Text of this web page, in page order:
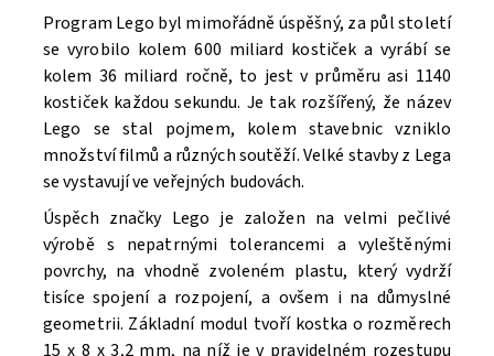
Program Lego byl mimořádně úspěšný, za půl století
se vyrobilo kolem 600 miliard kostiček a vyrábí se
kolem 36 miliard ročně, to jest v průměru asi 1140
kostiček každou sekundu. Je tak rozšířený, že název
Lego se stal pojmem, kolem stavebnic vzniklo
množství filmů a různých soutěží. Velké stavby z Lega
se vystavují ve veřejných budovách.
Úspěch značky Lego je založen na velmi pečlivé
výrobě s nepatrnými tolerancemi a vyleštěnými
povrchy, na vhodně zvoleném plastu, který vydrží
tisíce spojení a rozpojení, a ovšem i na důmyslné
geometrii. Základní modul tvoří kostka o rozměrech
15 x 8 x 3,2 mm, na níž je v pravidelném rozestupu